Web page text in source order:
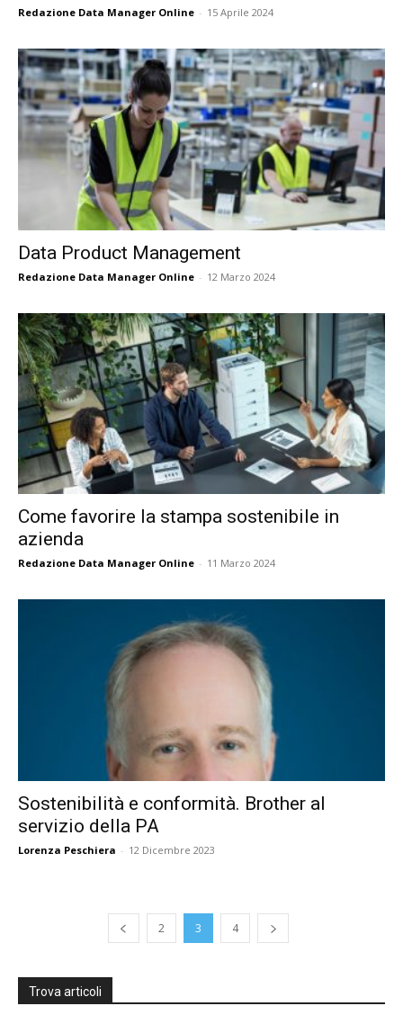
Redazione Data Manager Online - 15 Aprile 2024
Data Product Management
Redazione Data Manager Online - 12 Marzo 2024
Come favorire la stampa sostenibile in
azienda
Redazione Data Manager Online - 11 Marzo 2024
Sostenibilità e conformità. Brother al
servizio della PA
Lorenza Peschiera - 12 Dicembre 2023
2 3 4
Trova articoli